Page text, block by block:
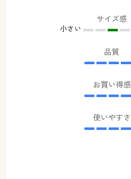
サイズ感
小さい
品質
お買い得感
使いやすさ